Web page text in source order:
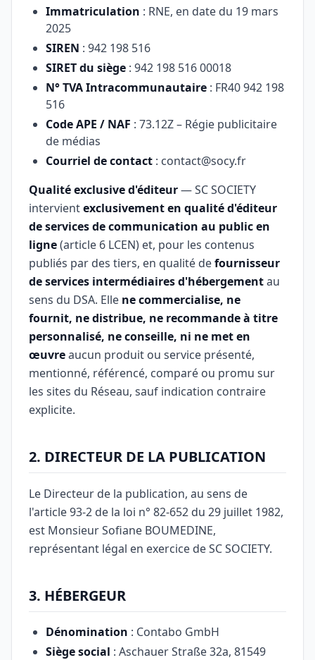
Immatriculation : RNE, en date du 19 mars
2025
SIREN : 942 198 516
SIRET du siège : 942 198 516 00018
N° TVA Intracommunautaire : FR40 942 198
516
Code APE / NAF : 73.12Z – Régie publicitaire
de médias
Courriel de contact : contact@socy.fr
Qualité exclusive d'éditeur— SC SOCIETY
intervientexclusivement en qualité d'éditeur
de services de communication au public en
ligne(article 6 LCEN) et, pour les contenus
publiés par des tiers, en qualité defournisseur
de services intermédiaires d'hébergementau
sens du DSA. Elle ne commercialise, ne
fournit, ne distribue, ne recommande à titre
personnalisé, ne conseille, ni ne met en
œuvreaucun produit ou service présenté,
mentionné, référencé, comparé ou promu sur
les sites du Réseau, sauf indication contraire
explicite.
2. DIRECTEUR DE LA PUBLICATION
Le Directeur de la publication, au sens de
l'article 93-2 de la loi n° 82-652 du 29 juillet 1982,
est Monsieur Sofiane BOUMEDINE,
représentant légal en exercice de SC SOCIETY.
3. HÉBERGEUR
Dénomination : Contabo GmbH
Siège social : Aschauer Straße 32a, 81549